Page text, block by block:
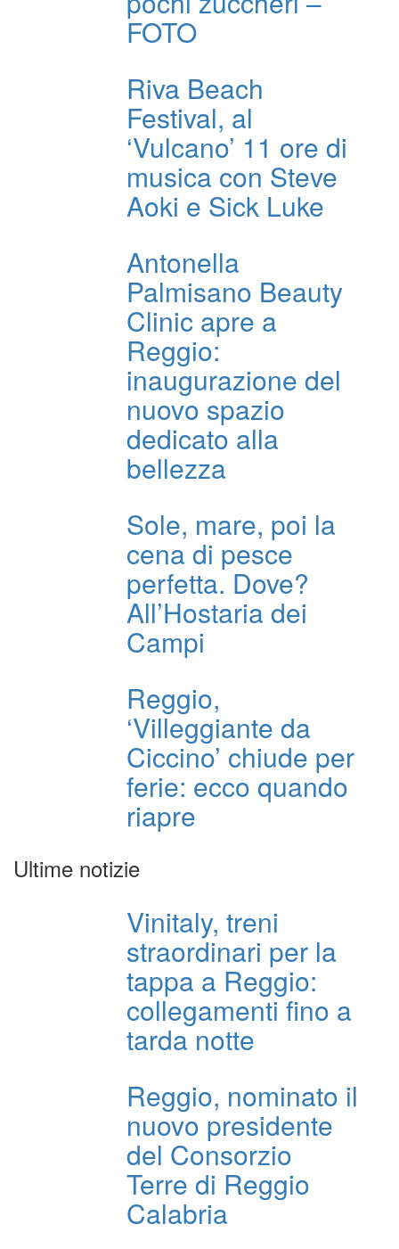
FOTO
Riva Beach
Festival, al
‘Vulcano’ 11 ore di
musica con Steve
Aoki e Sick Luke
Antonella
Palmisano Beauty
Clinic apre a
Reggio:
inaugurazione del
nuovo spazio
dedicato alla
bellezza
Sole, mare, poi la
cena di pesce
perfetta. Dove?
All’Hostaria dei
Campi
Reggio,
‘Villeggiante da
Ciccino’ chiude per
ferie: ecco quando
riapre
Ultime notizie
Vinitaly, treni
straordinari per la
tappa a Reggio:
collegamenti fino a
tarda notte
Reggio, nominato il
nuovo presidente
del Consorzio
Terre di Reggio
Calabria